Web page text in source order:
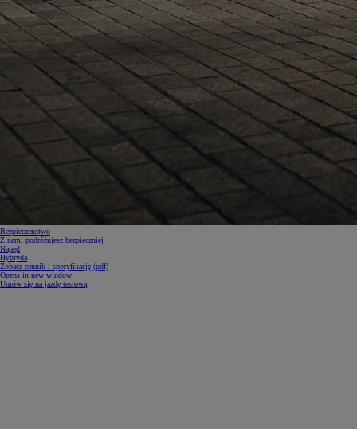
Bezpieczeństwo
Z nami podróżujesz bezpieczniej
Napęd
Hybryda
Zobacz cennik i specyfikację (pdf)
Opens in new window
Umów się na jazdę testową